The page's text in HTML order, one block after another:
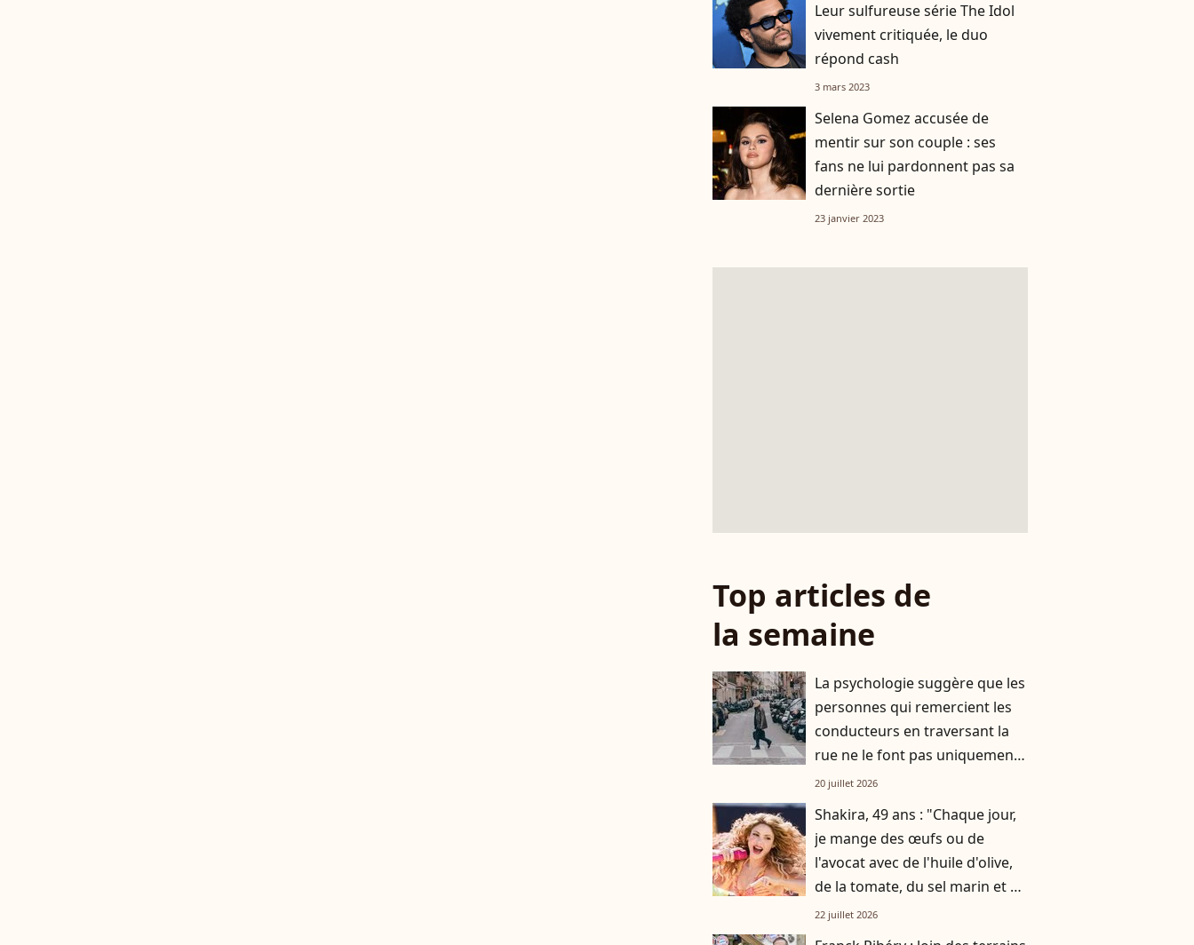
Leur sulfureuse série The Idol
vivement critiquée, le duo
répond cash
3 mars 2023
Selena Gomez accusée de
mentir sur son couple : ses
fans ne lui pardonnent pas sa
dernière sortie
23 janvier 2023
Top articles de
la semaine
La psychologie suggère que les
personnes qui remercient les
conducteurs en traversant la
rue ne le font pas uniquement
par gratitude
20 juillet 2026
Shakira, 49 ans : "Chaque jour,
je mange des œufs ou de
l'avocat avec de l'huile d'olive,
de la tomate, du sel marin et un
smoothie"
22 juillet 2026